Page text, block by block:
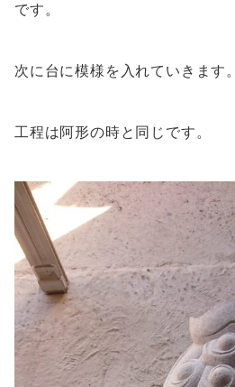
です。
次に台に模様を入れていきます。
工程は阿形の時と同じです。